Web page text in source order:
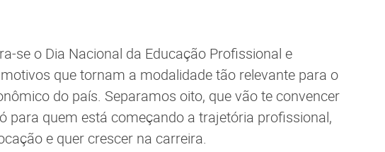
se o Dia Nacional da Educação Profissional e
que tornam a modalidade tão relevante para o
do país. Separamos oito, que vão te convencer
para quem está começando a trajetória profissional,
e quer crescer na carreira.